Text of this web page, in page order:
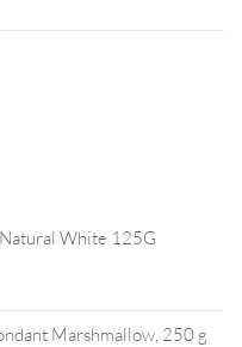
White 125G
Marshmallow, 250 g